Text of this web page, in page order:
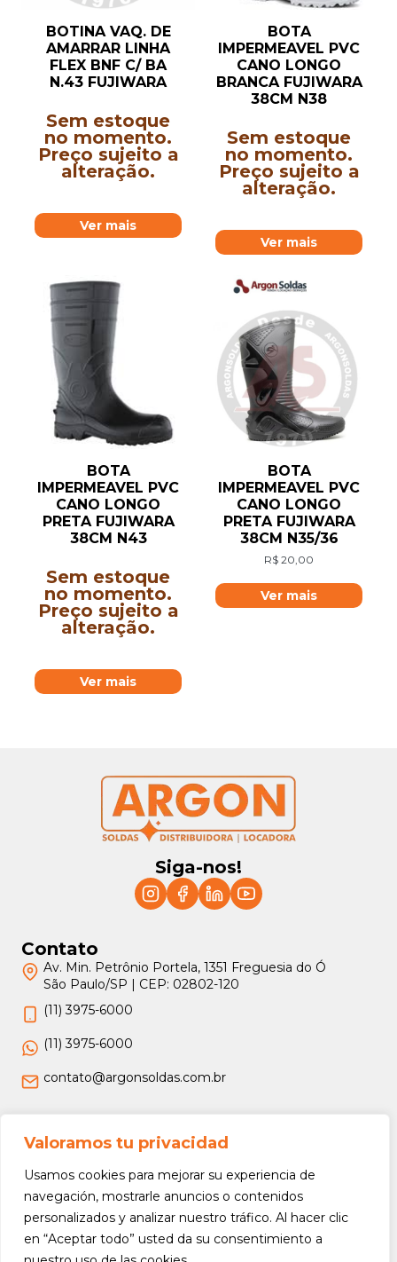
Valoramos tu privacidad
Usamos cookies para mejorar su experiencia de
navegación, mostrarle anuncios o contenidos
personalizados y analizar nuestro tráfico. Al hacer clic
en “Aceptar todo” usted da su consentimiento a
BOTINA VAQ. DE
AMARRAR LINHA
FLEX BNF C/ BA
N.43 FUJIWARA
Sem estoque
no momento.
Preço sujeito a
alteração.
Ver mais
BOTA
IMPERMEAVEL PVC
CANO LONGO
BRANCA FUJIWARA
38CM N38
Sem estoque
no momento.
Preço sujeito a
alteração.
Ver mais
BOTA
IMPERMEAVEL PVC
CANO LONGO
PRETA FUJIWARA
38CM N43
Sem estoque
no momento.
Preço sujeito a
alteração.
Ver mais
BOTA
IMPERMEAVEL PVC
CANO LONGO
PRETA FUJIWARA
38CM N35/36
R$ 20,00
Ver mais
Siga-nos!
Contato
Av. Min. Petrônio Portela, 1351 Freguesia do Ó
São Paulo/SP | CEP: 02802-120
(11) 3975-6000
(11) 3975-6000
contato@argonsoldas.com.br
Jurídico
Termos e Condições
Política de Privacidade
Política de Devolução e Reembolso